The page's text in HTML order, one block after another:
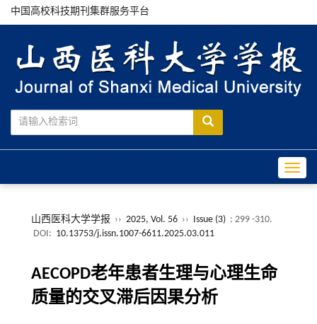
中国高校科技期刊集群服务平台
山西医科大学学报 ›› 2025, Vol. 56 ›› Issue (3) : 299 -310.
DOI: 10.13753/j.issn.1007-6611.2025.03.011
AECOPD老年患者生理与心理生命
质量的交叉滞后因果分析